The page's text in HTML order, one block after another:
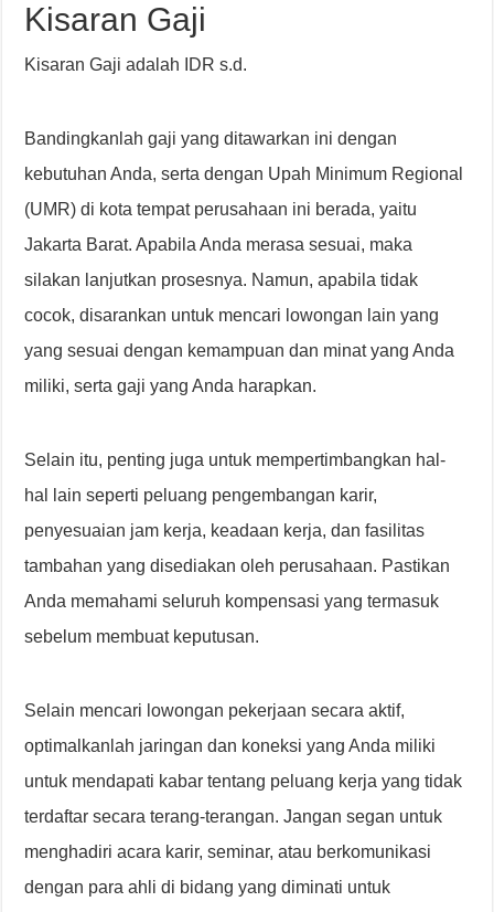
Kisaran Gaji
Kisaran Gaji adalah IDR s.d.
Bandingkanlah gaji yang ditawarkan ini dengan
kebutuhan Anda, serta dengan Upah Minimum Regional
(UMR) di kota tempat perusahaan ini berada, yaitu
Jakarta Barat. Apabila Anda merasa sesuai, maka
silakan lanjutkan prosesnya. Namun, apabila tidak
cocok, disarankan untuk mencari lowongan lain yang
yang sesuai dengan kemampuan dan minat yang Anda
miliki, serta gaji yang Anda harapkan.
Selain itu, penting juga untuk mempertimbangkan hal-
hal lain seperti peluang pengembangan karir,
penyesuaian jam kerja, keadaan kerja, dan fasilitas
tambahan yang disediakan oleh perusahaan. Pastikan
Anda memahami seluruh kompensasi yang termasuk
sebelum membuat keputusan.
Selain mencari lowongan pekerjaan secara aktif,
optimalkanlah jaringan dan koneksi yang Anda miliki
untuk mendapati kabar tentang peluang kerja yang tidak
terdaftar secara terang-terangan. Jangan segan untuk
menghadiri acara karir, seminar, atau berkomunikasi
dengan para ahli di bidang yang diminati untuk